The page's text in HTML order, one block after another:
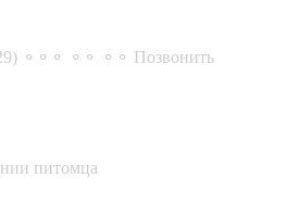
⚬⚬⚬ ⚬⚬ ⚬⚬ Позвонить
питомца